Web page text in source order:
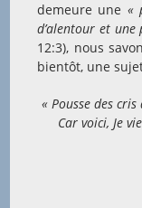
demeure une «
d’alentour et
12:3), nous
bientôt, une
« Pousse des
Car voici, Je